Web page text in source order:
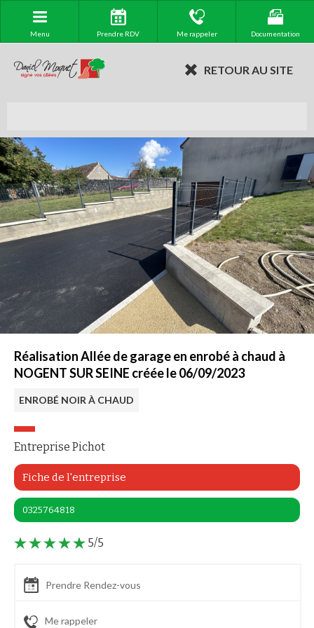
Menu Prendre RDV Me rappeler Documentation
RETOUR AU SITE
Réalisation Allée de garage en enrobé à chaud à
NOGENT SUR SEINE créée le 06/09/2023
ENROBÉ NOIR À CHAUD
Entreprise Pichot
Fiche de l'entreprise
0325764818
5/5
Prendre Rendez-vous
Me rappeler